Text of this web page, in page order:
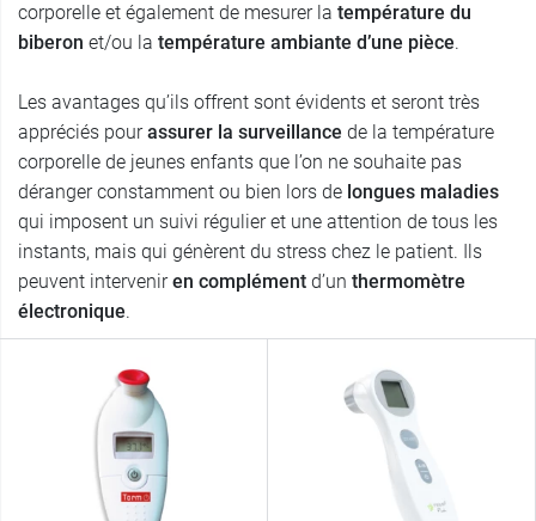
corporelle et également de mesurer la température du
biberon et/ou la température ambiante d’une pièce.
Les avantages qu’ils offrent sont évidents et seront très
appréciés pourassurer la surveillance de la température
corporelle de jeunes enfants que l’on ne souhaite pas
déranger constamment ou bien lors de longues maladies
qui imposent un suivi régulier et une attention de tous les
instants, mais qui génèrent du stress chez le patient. Ils
peuvent interveniren complément d’un thermomètre
électronique.